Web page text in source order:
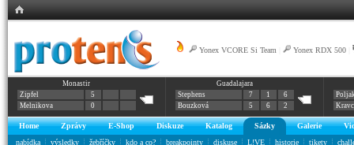
Yonex VCORE Si Team Yonex RDX 500
Monastir
Zipfel
5
Melnikova
0
Guadalajara
Stephens
7 1
6
Bouzková
5 6 2
Home Zprávy E-Shop Diskuze Katalog Sázky Galerie
nabídka
výsledky žebříčky kdo a co? breakpointy diskuse L!VE historie tikety